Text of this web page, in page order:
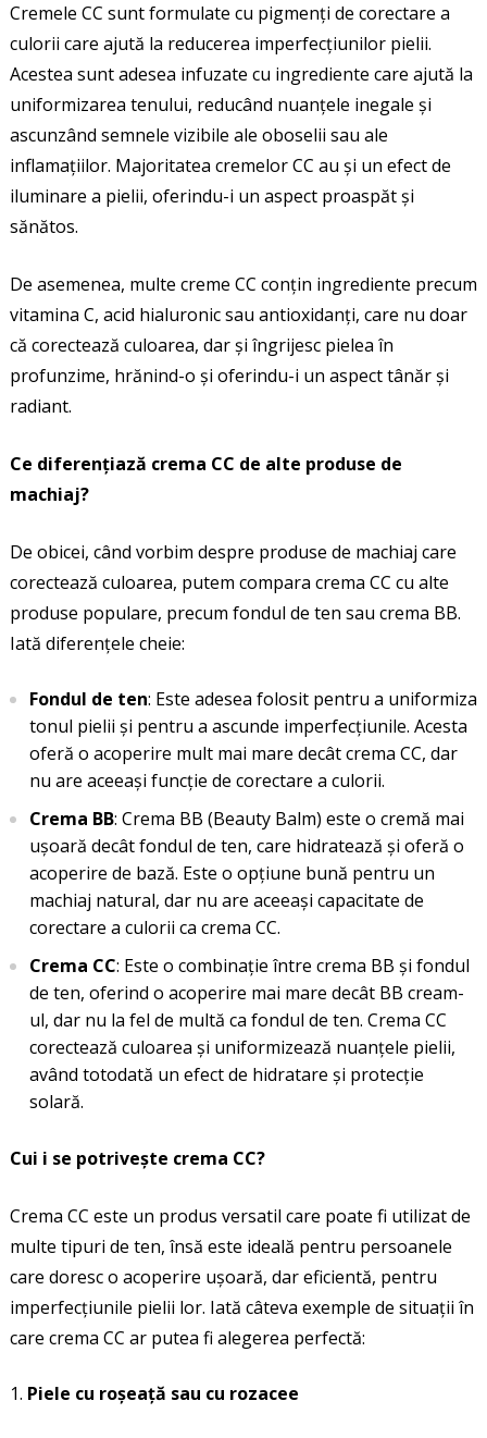
Cremele CC sunt formulate cu pigmenți de corectare a
culorii care ajută la reducerea imperfecțiunilor pielii.
Acestea sunt adesea infuzate cu ingrediente care ajută la
uniformizarea tenului, reducând nuanțele inegale și
ascunzând semnele vizibile ale oboselii sau ale
inflamațiilor. Majoritatea cremelor CC au și un efect de
iluminare a pielii, oferindu-i un aspect proaspăt și
sănătos.
De asemenea, multe creme CC conțin ingrediente precum
vitamina C, acid hialuronic sau antioxidanți, care nu doar
că corectează culoarea, dar și îngrijesc pielea în
profunzime, hrănind-o și oferindu-i un aspect tânăr și
radiant.
Ce diferențiază crema CC de alte produse de
machiaj?
De obicei, când vorbim despre produse de machiaj care
corectează culoarea, putem compara crema CC cu alte
produse populare, precum fondul de ten sau crema BB.
Iată diferențele cheie:
Fondul de ten: Este adesea folosit pentru a uniformiza
tonul pielii și pentru a ascunde imperfecțiunile. Acesta
oferă o acoperire mult mai mare decât crema CC, dar
nu are aceeași funcție de corectare a culorii.
Crema BB: Crema BB (Beauty Balm) este o cremă mai
ușoară decât fondul de ten, care hidratează și oferă o
acoperire de bază. Este o opțiune bună pentru un
machiaj natural, dar nu are aceeași capacitate de
corectare a culorii ca crema CC.
Crema CC: Este o combinație între crema BB și fondul
de ten, oferind o acoperire mai mare decât BB cream-
ul, dar nu la fel de multă ca fondul de ten. Crema CC
corectează culoarea și uniformizează nuanțele pielii,
având totodată un efect de hidratare și protecție
solară.
Cui i se potrivește crema CC?
Crema CC este un produs versatil care poate fi utilizat de
multe tipuri de ten, însă este ideală pentru persoanele
care doresc o acoperire ușoară, dar eficientă, pentru
imperfecțiunile pielii lor. Iată câteva exemple de situații în
care crema CC ar putea fi alegerea perfectă:
Piele cu roșeață sau cu rozacee